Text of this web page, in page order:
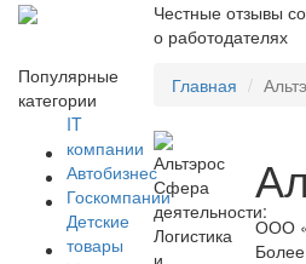
Честные отзывы
о работодателях
Популярные
категории
IT
компании
Автобизнес
Госкомпании
Детские
товары
Главная
Сфера
деятельности:
Логистика
и
ООО